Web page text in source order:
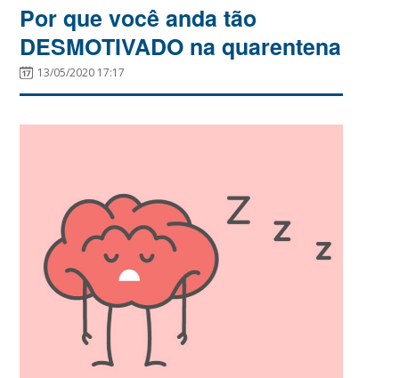
Por que você anda tão
DESMOTIVADO na quarentena
13/05/2020 17:17